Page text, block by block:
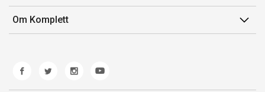
Mærker/producent
Fortrydelsesret
Kontakt os
Kundeservice
Fejl/Mangler
Fragt og levering
Om Komplett